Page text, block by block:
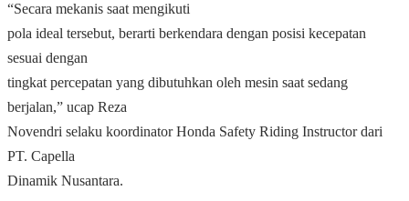
“Secara mekanis saat mengikuti
pola ideal tersebut, berarti berkendara dengan posisi kecepatan
sesuai dengan
tingkat percepatan yang dibutuhkan oleh mesin saat sedang
berjalan,” ucap Reza
Novendri selaku koordinator Honda Safety Riding Instructor dari
PT. Capella
Dinamik Nusantara.